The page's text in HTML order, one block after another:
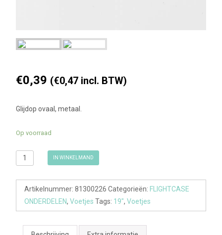
€0,39 (€0,47 incl. BTW)
Glijdop ovaal, metaal.
Op voorraad
Glijdop
metaal
aantal
IN WINKELMAND
Artikelnummer: 81300226 Categorieën: FLIGHTCASE
ONDERDELEN, Voetjes Tags: 19", Voetjes